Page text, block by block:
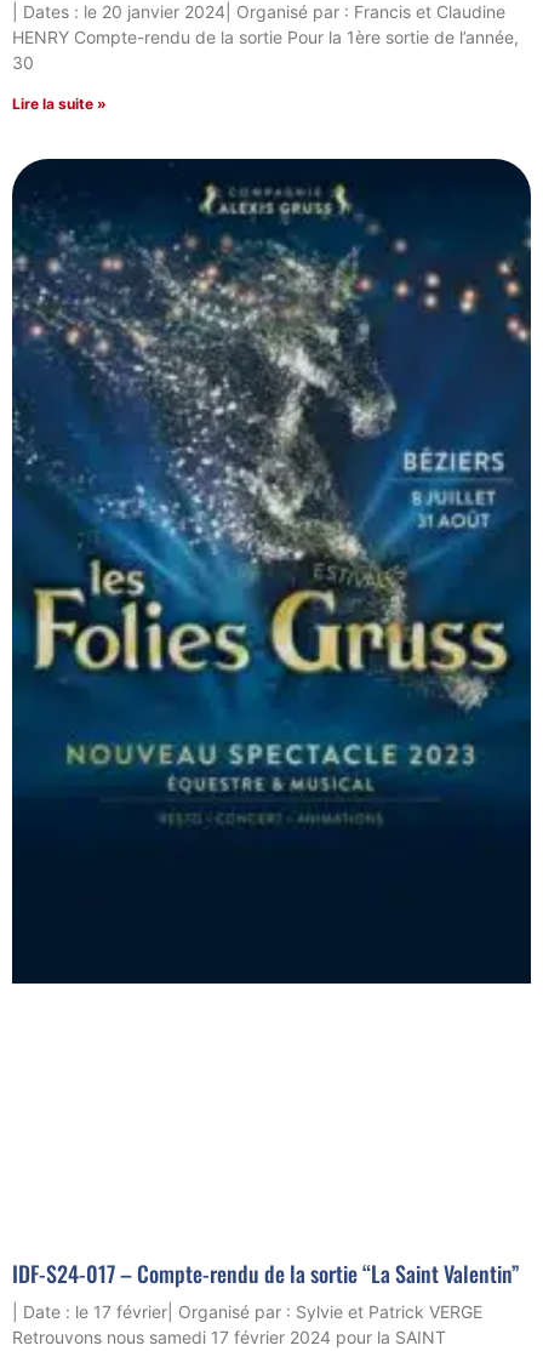
| Dates : le 20 janvier 2024| Organisé par : Francis et Claudine
HENRY Compte-rendu de la sortie Pour la 1ère sortie de l’année,
30
Lire la suite »
IDF-S24-017 – Compte-rendu de la sortie “La Saint Valentin”
| Date : le 17 février| Organisé par : Sylvie et Patrick VERGE
Retrouvons nous samedi 17 février 2024 pour la SAINT